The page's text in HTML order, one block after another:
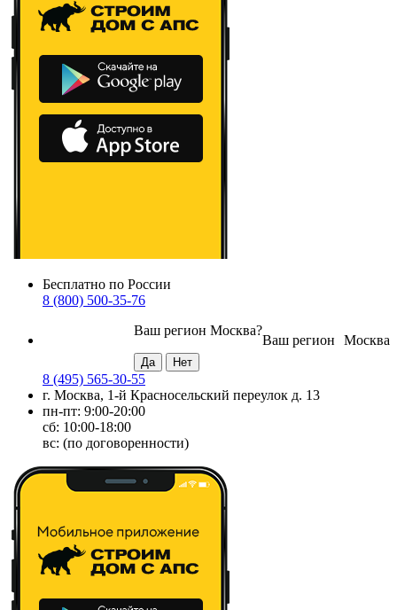
Бесплатно по России
8 (800) 500-35-76
Москва
Ваш регион
Ваш регион Москва?
8 (495) 565-30-55
г. Москва, 1-й Красносельский переулок д. 13
пн-пт: 9:00-20:00
сб: 10:00-18:00
вс: (по договоренности)